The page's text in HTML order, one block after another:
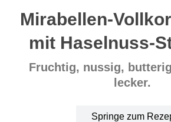
Mirabellen-
mit Haselnuss-
Fruchtig, nussig,
lecker.
Springe zum